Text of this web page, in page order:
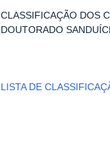
CLASSIFICAÇÃO DOS
DOUTORADO
LISTA DE